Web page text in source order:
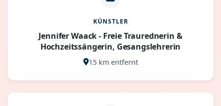
KÜNSTLER
Jennifer Waack - Freie Traurednerin &
Hochzeitssängerin, Gesangslehrerin
15 km entfernt